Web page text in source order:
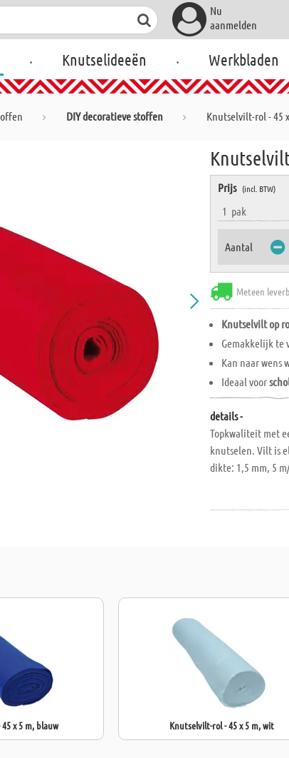
Nu
aanmelden
. Knutselideeën . Werkbladen
DIY decoratieve stoffen Knutselvilt-rol - 45
Prijs (incl. BTW)
1 pak
Aantal
Meteen
Knutselvilt op
Gemakkelijk te
Kan naar wens
Ideaal voor
details -
Topkwaliteit met
knutselen. Vilt is
dikte: 1,5 mm, 5
x 5 m, blauw Knutselvilt-rol - 45 x 5 m, wit